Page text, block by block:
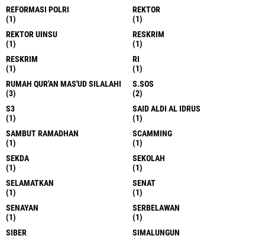
REFORMASI POLRI
(1)
REKTOR
(1)
REKTOR UINSU
(1)
RESKRIM
(1)
RESKRIM
(1)
RI
(1)
RUMAH QUR'AN MAS'UD SILALAHI
(3)
S.SOS
(2)
S3
(1)
SAID ALDI AL IDRUS
(1)
SAMBUT RAMADHAN
(1)
SCAMMING
(1)
SEKDA
(1)
SEKOLAH
(1)
SELAMATKAN
(1)
SENAT
(1)
SENAYAN
(1)
SERBELAWAN
(1)
SIBER
SIMALUNGUN